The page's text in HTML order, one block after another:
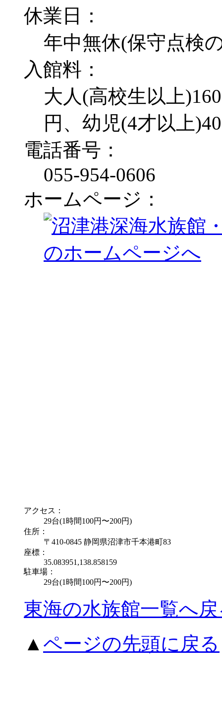
休業日：
年中無休(保守点検
入館料：
大人(高校生以上
円、幼児(4才以上
電話番号：
055-954-0606
ホームページ：
アクセス：
29台(1時間100円〜200円)
住所：
〒410-0845 静岡県沼津市千本港町83
座標：
35.083951,138.858159
駐車場：
29台(1時間100円〜200円)
東海の水族館一覧へ
▲ ページの先頭に戻る